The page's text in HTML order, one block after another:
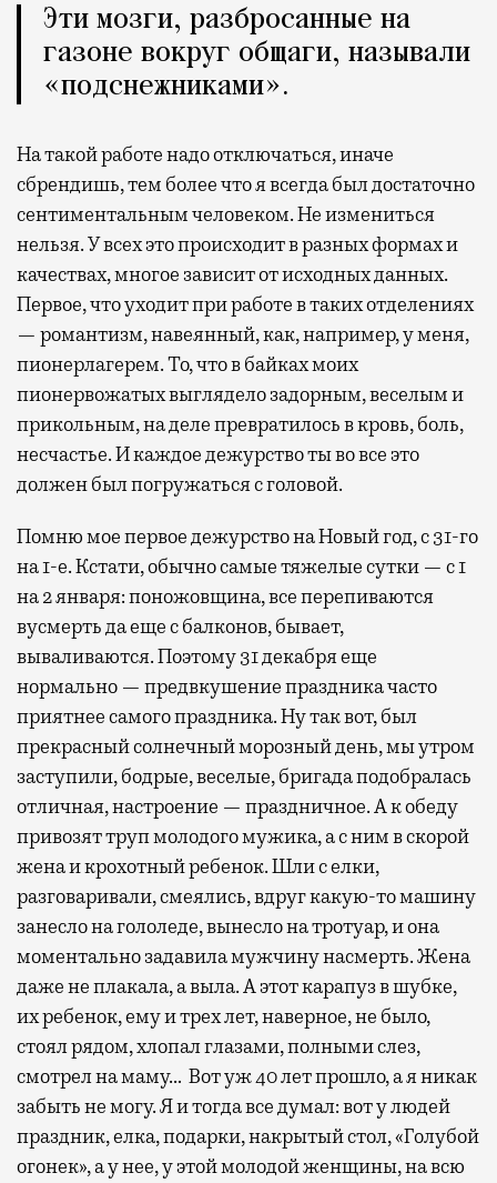
Эти мозги, разбросанные на
газоне вокруг общаги, называли
«подснежниками».
На такой работе надо отключаться, иначе
сбрендишь, тем более что я всегда был достаточно
сентиментальным человеком. Не измениться
нельзя. У всех это происходит в разных формах и
качествах, многое зависит от исходных данных.
Первое, что уходит при работе в таких отделениях
— романтизм, навеянный, как, например, у меня,
пионерлагерем. То, что в байках моих
пионервожатых выглядело задорным, веселым и
прикольным, на деле превратилось в кровь, боль,
несчастье. И каждое дежурство ты во все это
должен был погружаться с головой.
Помню мое первое дежурство на Новый год, с 31-го
на 1-е. Кстати, обычно самые тяжелые сутки — с 1
на 2 января: поножовщина, все перепиваются
вусмерть да еще с балконов, бывает,
вываливаются. Поэтому 31 декабря еще
нормально — предвкушение праздника часто
приятнее самого праздника. Ну так вот, был
прекрасный солнечный морозный день, мы утром
заступили, бодрые, веселые, бригада подобралась
отличная, настроение — праздничное. А к обеду
привозят труп молодого мужика, а с ним в скорой
жена и крохотный ребенок. Шли с елки,
разговаривали, смеялись, вдруг какую-то машину
занесло на гололеде, вынесло на тротуар, и она
моментально задавила мужчину насмерть. Жена
даже не плакала, а выла. А этот карапуз в шубке,
их ребенок, ему и трех лет, наверное, не было,
стоял рядом, хлопал глазами, полными слез,
смотрел на маму… Вот уж 40 лет прошло, а я никак
забыть не могу. Я и тогда все думал: вот у людей
праздник, елка, подарки, накрытый стол, «Голубой
огонек», а у нее, у этой молодой женщины, на всю